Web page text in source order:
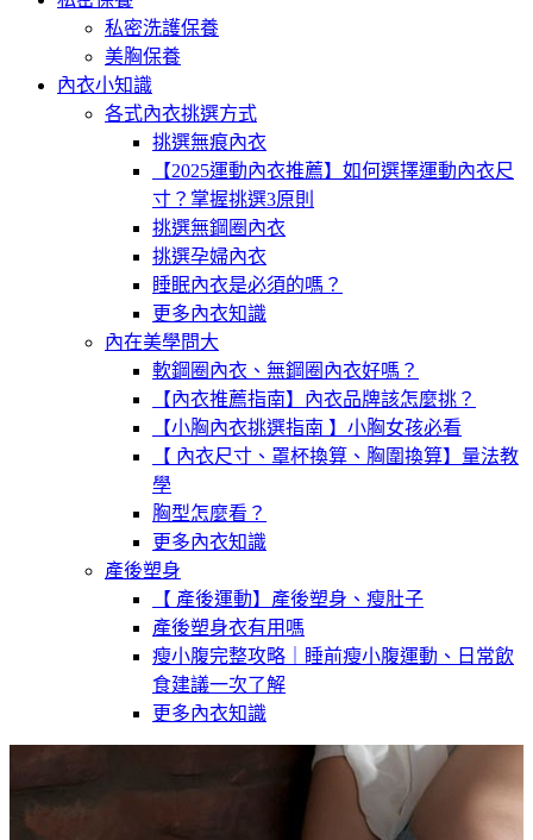
私密洗護保養
美胸保養
內衣小知識
各式內衣挑選方式
挑選無痕內衣
【2025運動內衣推薦】如何選擇運動內衣尺
寸？掌握挑選3原則
挑選無鋼圈內衣
挑選孕婦內衣
睡眠內衣是必須的嗎？
更多內衣知識
內在美學問大
軟鋼圈內衣、無鋼圈內衣好嗎？
【內衣推薦指南】內衣品牌該怎麼挑？
【小胸內衣挑選指南 】小胸女孩必看
【 內衣尺寸、罩杯換算、胸圍換算】量法教
學
胸型怎麼看？
更多內衣知識
產後塑身
【 產後運動】產後塑身、瘦肚子
產後塑身衣有用嗎
瘦小腹完整攻略｜睡前瘦小腹運動、日常飲
食建議一次了解
更多內衣知識